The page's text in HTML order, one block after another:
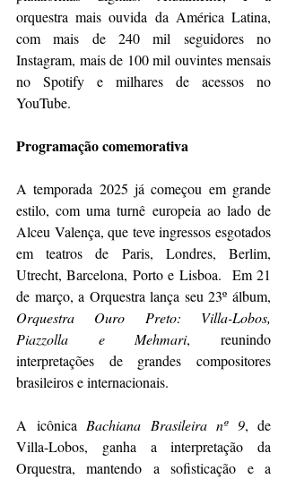
orquestra mais ouvida da América Latina,
com mais de 240 mil seguidores no
Instagram, mais de 100 mil ouvintes mensais
no Spotify e milhares de acessos no
YouTube.
Programação comemorativa
A temporada 2025 já começou em grande
estilo, com uma turnê europeia ao lado de
Alceu Valença, que teve ingressos esgotados
em teatros de Paris, Londres, Berlim,
Utrecht, Barcelona, Porto e Lisboa.
Em 21
Orquestra Ouro Preto: Villa-Lobos,
Piazzolla e Mehmari, reunindo
interpretações de grandes compositores
brasileiros e internacionais.
A icônica Bachiana Brasileira nº 9, de
Villa-Lobos, ganha a interpretação da
Orquestra, mantendo a sofisticação e a